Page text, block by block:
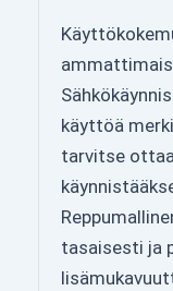
käyttöä
tarvitse
tasaisesti ja